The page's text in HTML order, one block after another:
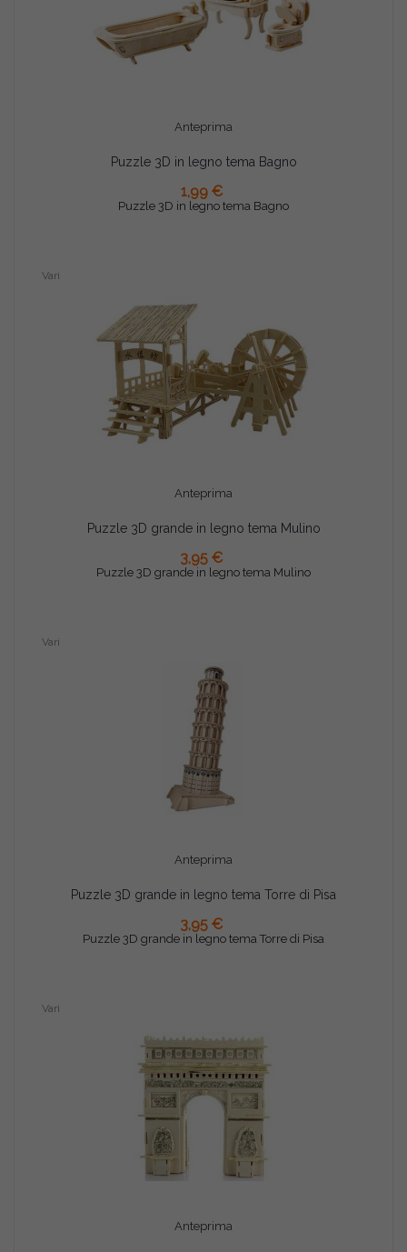
Anteprima
Puzzle 3D in legno tema Bagno
1,99 €
Puzzle 3D in legno tema Bagno
AGGIUNGI AL CARRELLO
Anteprima
Vari
Puzzle 3D grande in legno tema Mulino
3,95 €
Puzzle 3D grande in legno tema Mulino
AGGIUNGI AL CARRELLO
Anteprima
Vari
Puzzle 3D grande in legno tema Torre di Pisa
3,95 €
Puzzle 3D grande in legno tema Torre di Pisa
AGGIUNGI AL CARRELLO
Anteprima
Vari